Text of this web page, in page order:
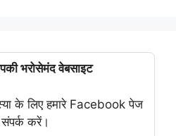
भरोसेमंद वेबसाइट
के लिए हमारे Facebook पेज
करें।